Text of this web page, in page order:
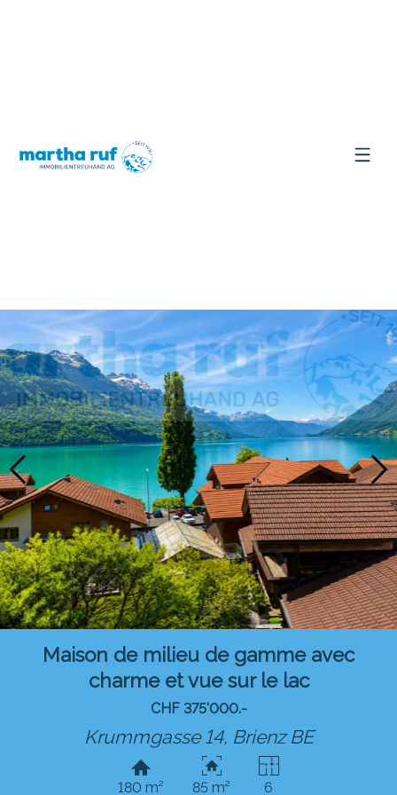
Maison de milieu de gamme avec
charme et vue sur le lac
CHF 375'000.-
Krummgasse 14, Brienz BE
180 m² 85 m² 6